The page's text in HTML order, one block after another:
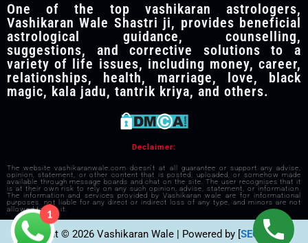
One of the top vashikaran astrologers,
Vashikaran Wale Shastri ji, provides beneficial
astrological guidance, counselling,
suggestions, and corrective solutions to a
variety of life issues, including money, career,
relationships, health, marriage, love, black
magic, kala jadu, tantrik kriya, and others.
Declaimer:
The website vashikaranwale.com doesn't at all guarantee or support any advise,
opinion, statement, or other content that is posted, uploaded, or somehow made
available through message boards and chat on the site. The user recognises that it
is at their own risk to rely on any such opinion, advise, statement, or information.
The information and services provided by Vashikaran wale are for informational
purposes. not liable for any direct or indirect loss of any type, and minors are not
allowed to use it.
Copyright © 2026 Vashikaran Wale | Powered by [ SEO Visible
1